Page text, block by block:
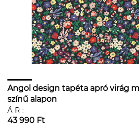
Angol design tapéta apró virág
színű alapon
ÁR:
43 990 Ft